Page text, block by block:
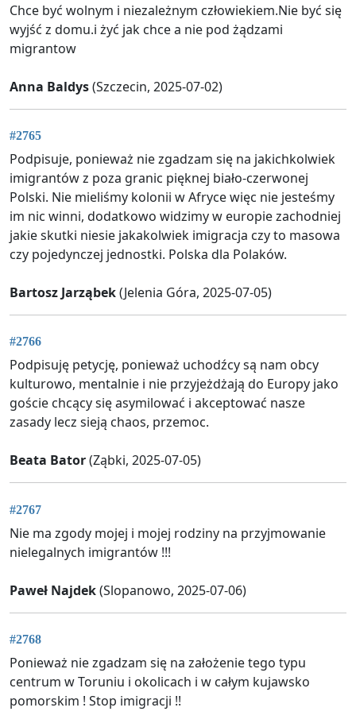
Chce być wolnym i niezależnym człowiekiem.Nie być się
wyjść z domu.i żyć jak chce a nie pod żądzami
migrantow
Anna Baldys(Szczecin, 2025-07-02)
#2765
Podpisuje, ponieważ nie zgadzam się na jakichkolwiek
imigrantów z poza granic pięknej biało-czerwonej
Polski. Nie mieliśmy kolonii w Afryce więc nie jesteśmy
im nic winni, dodatkowo widzimy w europie zachodniej
jakie skutki niesie jakakolwiek imigracja czy to masowa
czy pojedynczej jednostki. Polska dla Polaków.
Bartosz Jarząbek(Jelenia Góra, 2025-07-05)
#2766
Podpisuję petycję, ponieważ uchodźcy są nam obcy
kulturowo, mentalnie i nie przyjeżdżają do Europy jako
goście chcący się asymilować i akceptować nasze
zasady lecz sieją chaos, przemoc.
Beata Bator(Ząbki, 2025-07-05)
#2767
Nie ma zgody mojej i mojej rodziny na przyjmowanie
nielegalnych imigrantów !!!
Paweł Najdek(Slopanowo, 2025-07-06)
#2768
Ponieważ nie zgadzam się na założenie tego typu
centrum w Toruniu i okolicach i w całym kujawsko
pomorskim ! Stop imigracji !!